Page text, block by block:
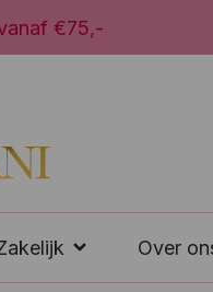
Nederland
Over